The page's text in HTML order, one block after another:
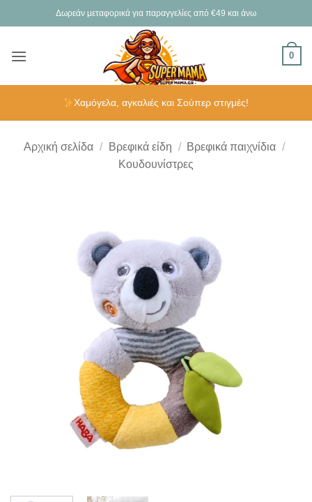
στο
Δωρεάν μεταφορικά για παραγγελίες από €49 και άνω
0
Χαμόγελα, αγκαλιές και Σούπερ στιγμές!
Αρχική σελίδα / Βρεφικά είδη / Βρεφικά παιχνίδια /
Κουδουνίστρες